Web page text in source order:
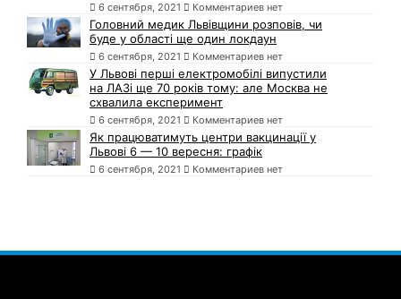
6 сентября, 2021 Комментариев нет
Головний медик Львівщини розповів, чи
буде у області ще один локдаун
6 сентября, 2021 Комментариев нет
У Львові перші електромобілі випустили
на ЛАЗі ще 70 років тому: але Москва не
схвалила експеримент
6 сентября, 2021 Комментариев нет
Як працюватимуть центри вакцинації у
Львові 6 — 10 вересня: графік
6 сентября, 2021 Комментариев нет